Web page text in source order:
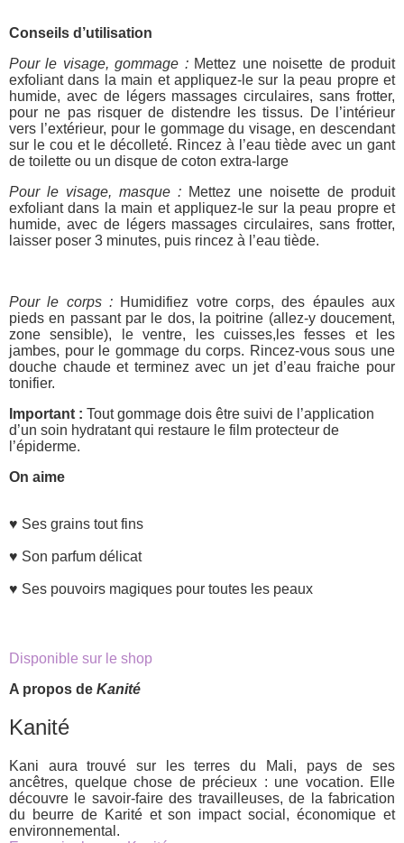
Conseils d’utilisation
Pour le visage, gommage : Mettez une noisette de produit
exfoliant dans la main et appliquez-le sur la peau propre et
humide, avec de légers massages circulaires, sans frotter,
pour ne pas risquer de distendre les tissus. De l’intérieur
vers l’extérieur, pour le gommage du visage, en descendant
sur le cou et le décolleté. Rincez à l’eau tiède avec un gant
de toilette ou un disque de coton extra-large
Pour le visage, masque : Mettez une noisette de produit
exfoliant dans la main et appliquez-le sur la peau propre et
humide, avec de légers massages circulaires, sans frotter,
laisser poser 3 minutes, puis rincez à l’eau tiède.
Pour le corps : Humidifiez votre corps, des épaules aux
pieds en passant par le dos, la poitrine (allez-y doucement,
zone sensible), le ventre, les cuisses,les fesses et les
jambes, pour le gommage du corps. Rincez-vous sous une
douche chaude et terminez avec un jet d’eau fraiche pour
tonifier.
Important : Tout gommage dois être suivi de l’application
d’un soin hydratant qui restaure le film protecteur de
l’épiderme.
On aime
♥ Ses grains tout fins
♥ Son parfum délicat
♥ Ses pouvoirs magiques pour toutes les peaux
Disponible sur le shop
A propos de Kanité
Kanité
Kani aura trouvé sur les terres du Mali, pays de ses
ancêtres, quelque chose de précieux : une vocation. Elle
découvre le savoir-faire des travailleuses, de la fabrication
du beurre de Karité et son impact social, économique et
environnemental.